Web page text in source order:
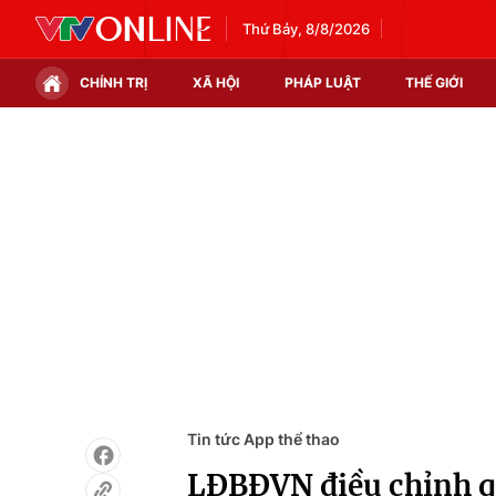
Thứ Bảy, 8/8/2026
CHÍNH TRỊ XÃ HỘI PHÁP LUẬT THẾ GIỚI
Tin tức App thể thao
LĐBĐVN điều chỉnh